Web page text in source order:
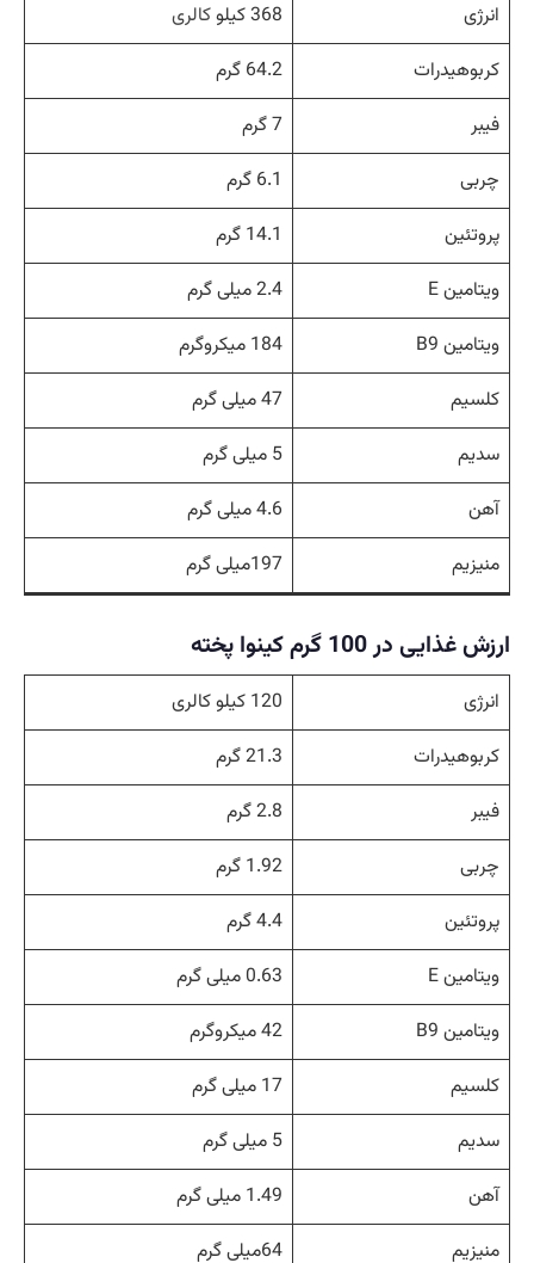
انرژی 368 کیلو
کالری
کربوهیدرات
64.2 گرم
فیبر
7 گرم
چربی
6.1 گرم
پروتئین
14.1 گرم
ویتامین E
2.4 میلی گرم
ویتامین B9
184 میکروگرم
کلسیم
47 میلی گرم
سدیم
5 میلی گرم
آهن
4.6 میلی گرم
منیزیم
197میلی گرم
ارزش غذایی در 100 گرم کینوا پخته
انرژی
120 کیلو کالری
کربوهیدرات
21.3 گرم
فیبر
2.8 گرم
چربی
1.92 گرم
پروتئین
4.4 گرم
ویتامین E
0.63 میلی گرم
ویتامین B9
42 میکروگرم
کلسیم
17 میلی گرم
سدیم
5 میلی گرم
آهن
1.49 میلی گرم
منیزیم
64میلی گرم